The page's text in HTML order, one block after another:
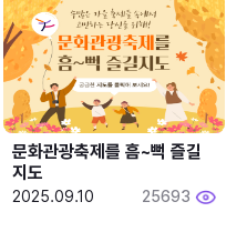
문화관광축제를 흠~뻑 즐길
지도
2025.09.10 25693